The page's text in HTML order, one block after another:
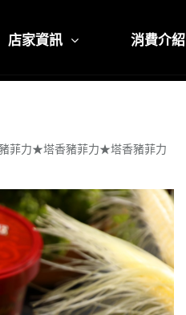
店家資訊 消費介紹
菲力★塔香豬菲力★塔香豬菲力